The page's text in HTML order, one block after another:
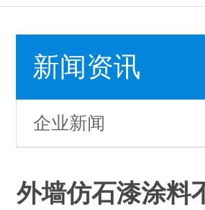
新闻资讯
企业新闻
外墙仿石漆涂料